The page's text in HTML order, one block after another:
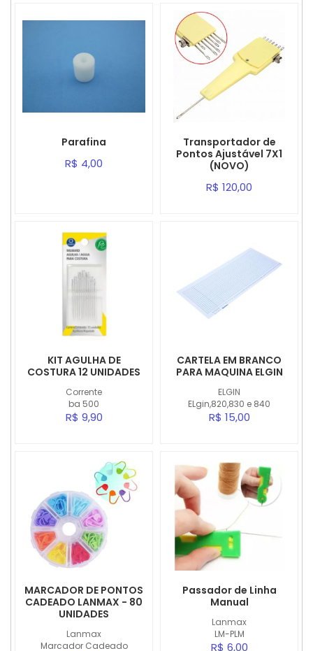
Parafina
R$ 4,00
Transportador de
Pontos Ajustável 7X1
(NOVO)
R$ 120,00
Corrente
ba 500
KIT AGULHA DE
COSTURA 12 UNIDADES
R$ 9,90
ELGIN
ELgin,820,830 e 840
CARTELA EM BRANCO
PARA MAQUINA ELGIN
R$ 15,00
Lanmax
Marcador Cadeado
MARCADOR DE PONTOS
CADEADO LANMAX - 80
UNIDADES
Lanmax
LM-PLM
Passador de Linha
Manual
R$ 6,00